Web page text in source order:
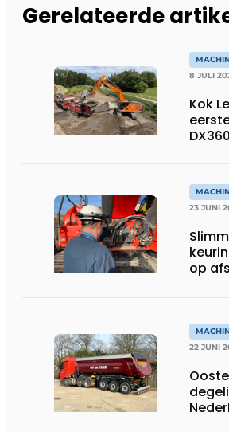
Gerelateerde
8 JULI
Kok
23 JUNI
op
22 JUNI